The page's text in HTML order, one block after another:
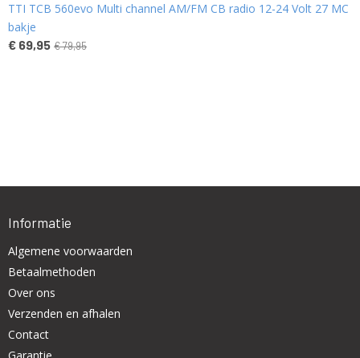
TTI TCB 560evo Multi channel AM/FM CB radio 12-24 Volt 27 MC
bakje
€ 69,95 € 79,95
Informatie
Algemene voorwaarden
Betaalmethoden
Over ons
Verzenden en afhalen
Contact